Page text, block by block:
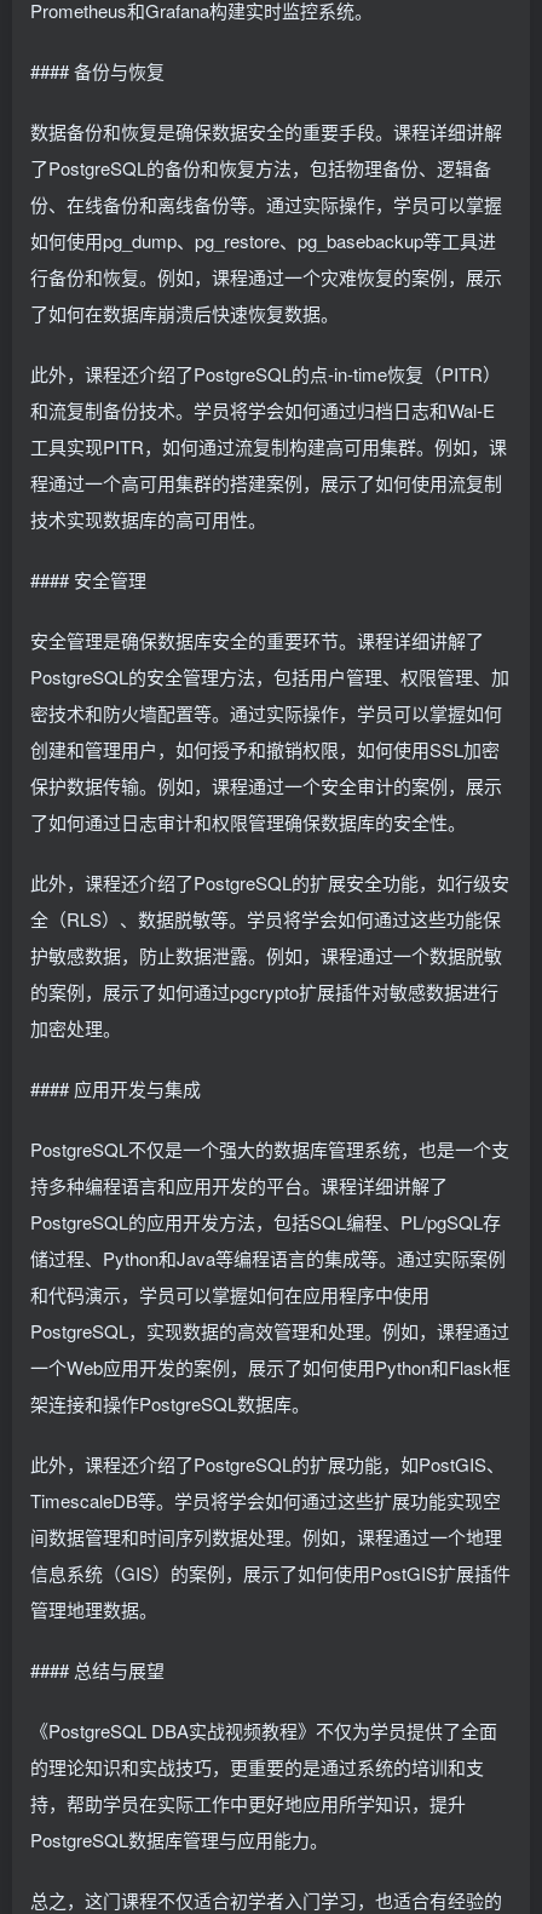
Prometheus和Grafana构建实时监控系统。
#### 备份与恢复
数据备份和恢复是确保数据安全的重要手段。课程详细讲解
了PostgreSQL的备份和恢复方法，包括物理备份、逻辑备
份、在线备份和离线备份等。通过实际操作，学员可以掌握
如何使用pg_dump、pg_restore、pg_basebackup等工具进
行备份和恢复。例如，课程通过一个灾难恢复的案例，展示
了如何在数据库崩溃后快速恢复数据。
此外，课程还介绍了PostgreSQL的点-in-time恢复（PITR）
和流复制备份技术。学员将学会如何通过归档日志和Wal-E
工具实现PITR，如何通过流复制构建高可用集群。例如，课
程通过一个高可用集群的搭建案例，展示了如何使用流复制
技术实现数据库的高可用性。
#### 安全管理
安全管理是确保数据库安全的重要环节。课程详细讲解了
PostgreSQL的安全管理方法，包括用户管理、权限管理、加
密技术和防火墙配置等。通过实际操作，学员可以掌握如何
创建和管理用户，如何授予和撤销权限，如何使用SSL加密
保护数据传输。例如，课程通过一个安全审计的案例，展示
了如何通过日志审计和权限管理确保数据库的安全性。
此外，课程还介绍了PostgreSQL的扩展安全功能，如行级安
全（RLS）、数据脱敏等。学员将学会如何通过这些功能保
护敏感数据，防止数据泄露。例如，课程通过一个数据脱敏
的案例，展示了如何通过pgcrypto扩展插件对敏感数据进行
加密处理。
#### 应用开发与集成
PostgreSQL不仅是一个强大的数据库管理系统，也是一个支
持多种编程语言和应用开发的平台。课程详细讲解了
PostgreSQL的应用开发方法，包括SQL编程、PL/pgSQL存
储过程、Python和Java等编程语言的集成等。通过实际案例
和代码演示，学员可以掌握如何在应用程序中使用
PostgreSQL，实现数据的高效管理和处理。例如，课程通过
一个Web应用开发的案例，展示了如何使用Python和Flask框
架连接和操作PostgreSQL数据库。
此外，课程还介绍了PostgreSQL的扩展功能，如PostGIS、
TimescaleDB等。学员将学会如何通过这些扩展功能实现空
间数据管理和时间序列数据处理。例如，课程通过一个地理
信息系统（GIS）的案例，展示了如何使用PostGIS扩展插件
管理地理数据。
#### 总结与展望
《PostgreSQL DBA实战视频教程》不仅为学员提供了全面
的理论知识和实战技巧，更重要的是通过系统的培训和支
持，帮助学员在实际工作中更好地应用所学知识，提升
PostgreSQL数据库管理与应用能力。
总之，这门课程不仅适合初学者入门学习，也适合有经验的